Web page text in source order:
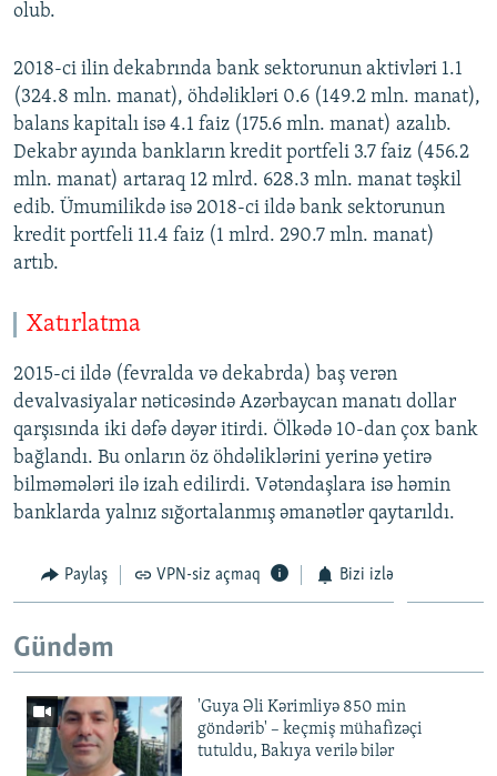
olub.
2018-ci ilin dekabrında bank sektorunun aktivləri 1.1
(324.8 mln. manat), öhdəlikləri 0.6 (149.2 mln. manat),
balans kapitalı isə 4.1 faiz (175.6 mln. manat) azalıb.
Dekabr ayında bankların kredit portfeli 3.7 faiz (456.2
mln. manat) artaraq 12 mlrd. 628.3 mln. manat təşkil
edib. Ümumilikdə isə 2018-ci ildə bank sektorunun
kredit portfeli 11.4 faiz (1 mlrd. 290.7 mln. manat)
artıb.
Xatırlatma
2015-ci ildə (fevralda və dekabrda) baş verən
devalvasiyalar nəticəsində Azərbaycan manatı dollar
qarşısında iki dəfə dəyər itirdi. Ölkədə 10-dan çox bank
bağlandı. Bu onların öz öhdəliklərini yerinə yetirə
bilməmələri ilə izah edilirdi. Vətəndaşlara isə həmin
banklarda yalnız sığortalanmış əmanətlər qaytarıldı.
Paylaş VPN-siz açmaq Bizi izlə
Gündəm
'Guya Əli Kərimliyə 850 min
göndərib' – keçmiş mühafizəçi
tutuldu, Bakıya verilə bilər